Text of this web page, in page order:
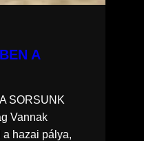
A
SORSUNK
Vannak
a hazai pálya,